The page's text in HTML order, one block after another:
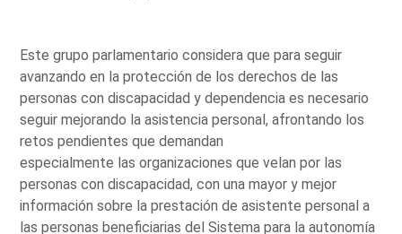
Este grupo parlamentario considera que para seguir
avanzando en la protección de los derechos de las
personas con discapacidad y dependencia es necesario
seguir mejorando la asistencia personal, afrontando los
retos pendientes que demandan
especialmente las organizaciones que velan por las
personas con discapacidad, con una mayor y mejor
información sobre la prestación de asistente personal a
las personas beneficiarias del Sistema para la autonomía